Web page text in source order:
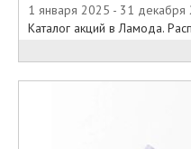
1 января 2025 - 31 декабря
Каталог акций в Ламода.